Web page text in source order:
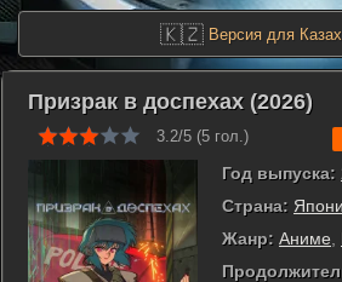
🇰🇿 Версия для
Призрак в доспехах (2026)
3.2/5 (5 гол.)
Год выпуска:
Страна:
Жанр: Аниме